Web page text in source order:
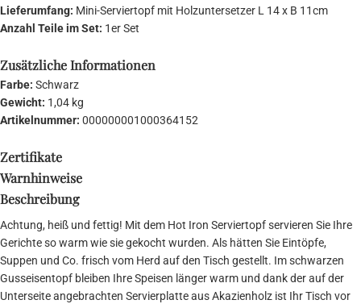
Lieferumfang: Mini-Serviertopf mit Holzuntersetzer L 14 x B 11cm
Anzahl Teile im Set: 1er Set
Zusätzliche Informationen
Farbe: Schwarz
Gewicht: 1,04 kg
Artikelnummer: 000000001000364152
Zertifikate
Warnhinweise
Beschreibung
Achtung, heiß und fettig! Mit dem Hot Iron Serviertopf servieren Sie Ihre
Gerichte so warm wie sie gekocht wurden. Als hätten Sie Eintöpfe,
Suppen und Co. frisch vom Herd auf den Tisch gestellt. Im schwarzen
Gusseisentopf bleiben Ihre Speisen länger warm und dank der auf der
Unterseite angebrachten Servierplatte aus Akazienholz ist Ihr Tisch vor